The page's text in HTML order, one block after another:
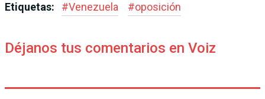
Etiquetas: #Venezuela #oposición
Déjanos tus comentarios en Voiz